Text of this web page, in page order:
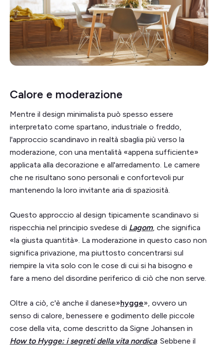
Calore e moderazione
Mentre il design minimalista può spesso essere
interpretato come spartano, industriale o freddo,
l'approccio scandinavo in realtà sbaglia più verso la
moderazione, con una mentalità «appena sufficiente»
applicata alla decorazione e all'arredamento. Le camere
che ne risultano sono personali e confortevoli pur
mantenendo la loro invitante aria di spaziosità.
Questo approccio al design tipicamente scandinavo si
rispecchia nel principio svedese di Lagom, che significa
«la giusta quantità». La moderazione in questo caso non
significa privazione, ma piuttosto concentrarsi sul
riempire la vita solo con le cose di cui si ha bisogno e
fare a meno del disordine periferico di ciò che non serve.
Oltre a ciò, c'è anche il danese»hygge», ovvero un
senso di calore, benessere e godimento delle piccole
cose della vita, come descritto da Signe Johansen in
How to Hygge: i segreti della vita nordica. Sebbene il